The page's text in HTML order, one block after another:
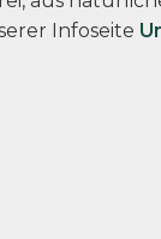
Infoseite